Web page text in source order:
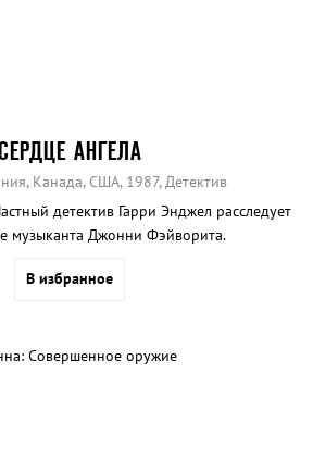
АНГЕЛА
Канада, США, 1987, Детектив
детектив Гарри Энджел расследует
музыканта Джонни Фэйворита.
В избранное